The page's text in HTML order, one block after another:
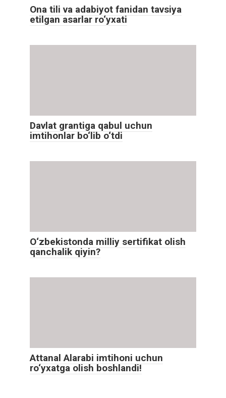
Ona tili va adabiyot fanidan tavsiya
etilgan asarlar ro‘yxati
Davlat grantiga qabul uchun
imtihonlar bo‘lib o‘tdi
O‘zbekistonda milliy sertifikat olish
qanchalik qiyin?
Attanal Alarabi imtihoni uchun
ro‘yxatga olish boshlandi!